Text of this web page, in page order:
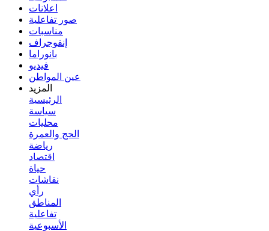
اعلانات
صور تفاعلية
مناسبات
إنفوجراف
بانوراما
فيديو
عين المواطن
المزيد
الرئيسية
سياسة
محليات
الحج والعمرة
رياضة
اقتصاد
حياة
نقاشات
رأي
المناطق
تفاعلية
الأسبوعية